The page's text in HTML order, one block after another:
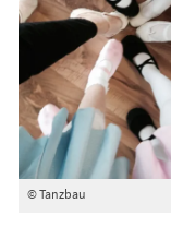
© Tanzbau